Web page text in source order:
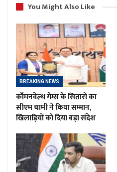
You Might Also Like
BREAKING NEWS
कॉमनवेल्थ गेम्स के सितारों का
सीएम धामी ने किया सम्मान,
खिलाड़ियों को दिया बड़ा संदेश